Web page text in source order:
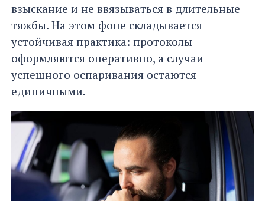
взыскание и не ввязываться в длительные
тяжбы. На этом фоне складывается
устойчивая практика: протоколы
оформляются оперативно, а случаи
успешного оспаривания остаются
единичными.